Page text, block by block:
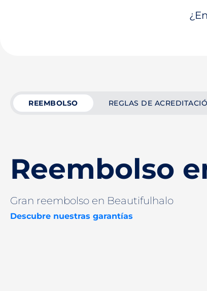
REEMBOLSO REGLAS DE
Reembolso
Gran reembolso en Beautifulhalo
Descubre nuestras garantías